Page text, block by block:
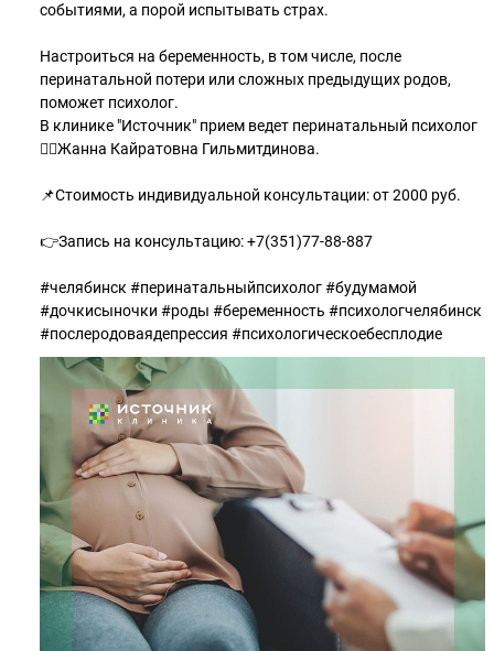
событиями, а порой испытывать страх.
Настроиться на беременность, в том числе, после
перинатальной потери или сложных предыдущих родов,
поможет психолог.
В клинике "Источник" прием ведет перинатальный психолог
👩‍⚕Жанна Кайратовна Гильмитдинова.
📌Стоимость индивидуальной консультации: от 2000 руб.
👉Запись на консультацию: +7(351)77-88-887
#челябинск #перинатальныйпсихолог #будумамой
#дочкисыночки #роды #беременность #психологчелябинск
#послеродоваядепрессия #психологическоебесплодие